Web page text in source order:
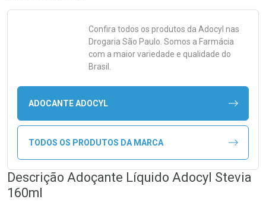
Confira todos os produtos da Adocyl nas
Drogaria São Paulo. Somos a Farmácia
com a maior variedade e qualidade do
Brasil.
ADOCANTE ADOCYL
TODOS OS PRODUTOS DA MARCA
Descrição Adoçante Líquido Adocyl Stevia
160ml